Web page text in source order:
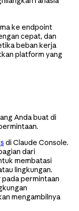
ke endpoint
cepat, dan
beban kerja
platform yang
Anda buat di
di Claude Console.
dari
membatasi
lingkungan.
pada permintaan
mengambilnya